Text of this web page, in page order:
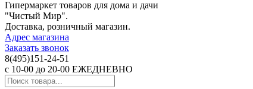
Гипермаркет товаров для дома и дачи
"Чистый Мир".
Доставка, розничный магазин.
Адрес магазина
Заказать звонок
8(495)151-24-51
с 10-00 до 20-00 ЕЖЕДНЕВНО